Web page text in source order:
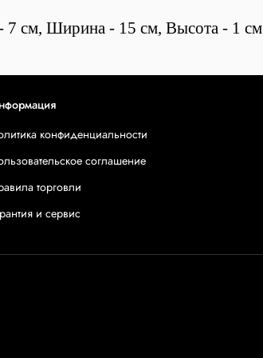
7 см, Ширина - 15 см, Высота - 1 см
конфиденциальности
соглашение
торговли
и сервис